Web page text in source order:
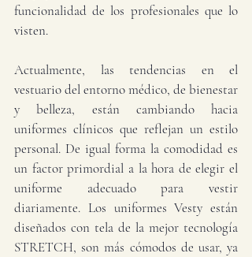
funcionalidad de los profesionales que lo
visten.
Actualmente, las tendencias en el
vestuario del entorno médico, de bienestar
y belleza, están cambiando hacia
uniformes clínicos que reflejan un estilo
personal. De igual forma la comodidad es
un factor primordial a la hora de elegir el
uniforme adecuado para vestir
diariamente. Los uniformes Vesty están
diseñados con tela de la mejor tecnología
STRETCH, son más cómodos de usar, ya